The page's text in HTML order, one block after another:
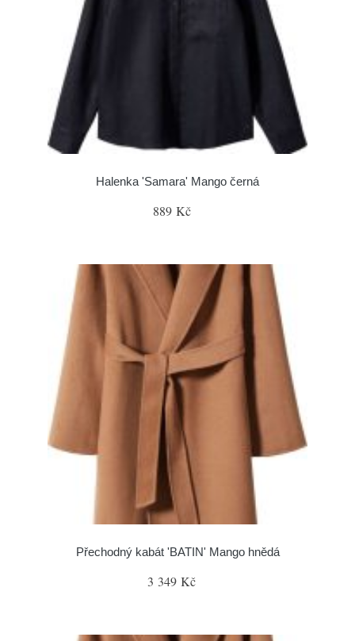
Halenka 'Samara' Mango černá
889 Kč
Přechodný kabát 'BATIN' Mango hnědá
3 349 Kč